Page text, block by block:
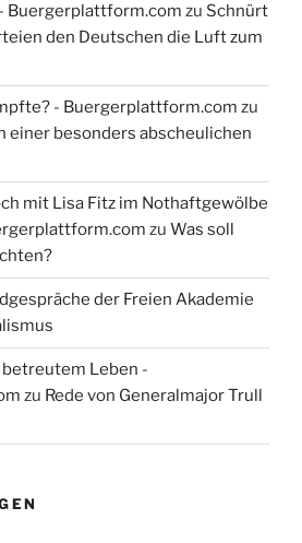
Buergerplattform.com zu Schnürt
den Deutschen die Luft zum
- Buergerplattform.com zu
einer besonders abscheulichen
mit Lisa Fitz im Nothaftgewölbe
zu Was soll
der Freien Akademie
Leben -
zu Rede von Generalmajor Trull